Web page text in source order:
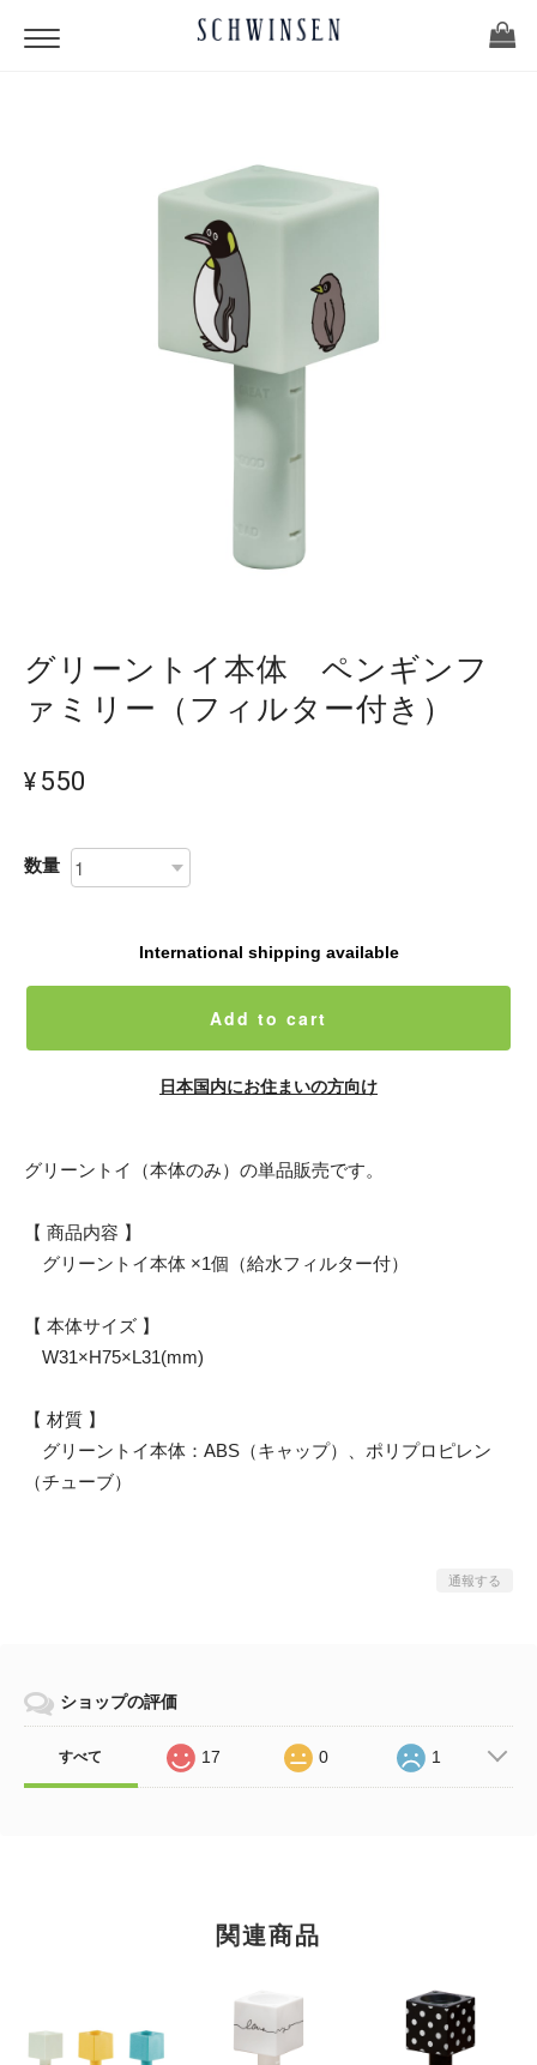
グリーントイ本体 ペンギンフ
ァミリー（フィルター付き）
¥550
数量
International shipping available
Add to cart
日本国内にお住まいの方向け
グリーントイ（本体のみ）の単品販売です。
【 商品内容 】
グリーントイ本体 ×1個（給水フィルター付）
【 本体サイズ 】
W31×H75×L31(mm)
【 材質 】
グリーントイ本体：ABS（キャップ）、ポリプロピレン
（チューブ）
通報する
ショップの評価
すべて 17 0 1
関連商品